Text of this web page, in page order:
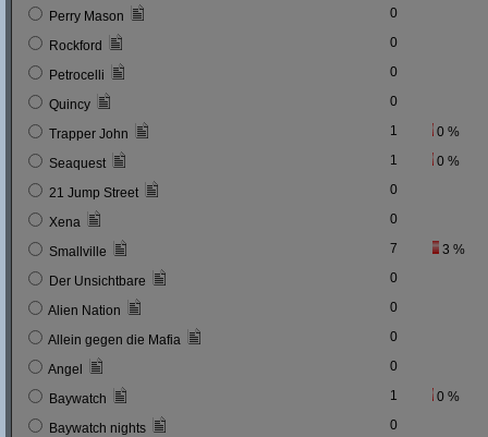
Perry Mason 0
Rockford 0
Petrocelli 0
Quincy 0
Trapper John 1 0 %
Seaquest 1 0 %
21 Jump Street 0
Xena 0
Smallville 7 3 %
Der Unsichtbare 0
Alien Nation 0
Allein gegen die Mafia 0
Angel 0
Baywatch 1 0 %
Baywatch nights 0